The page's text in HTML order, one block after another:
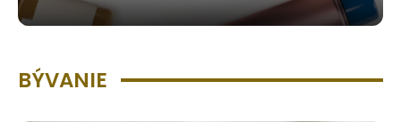
BÝVANIE